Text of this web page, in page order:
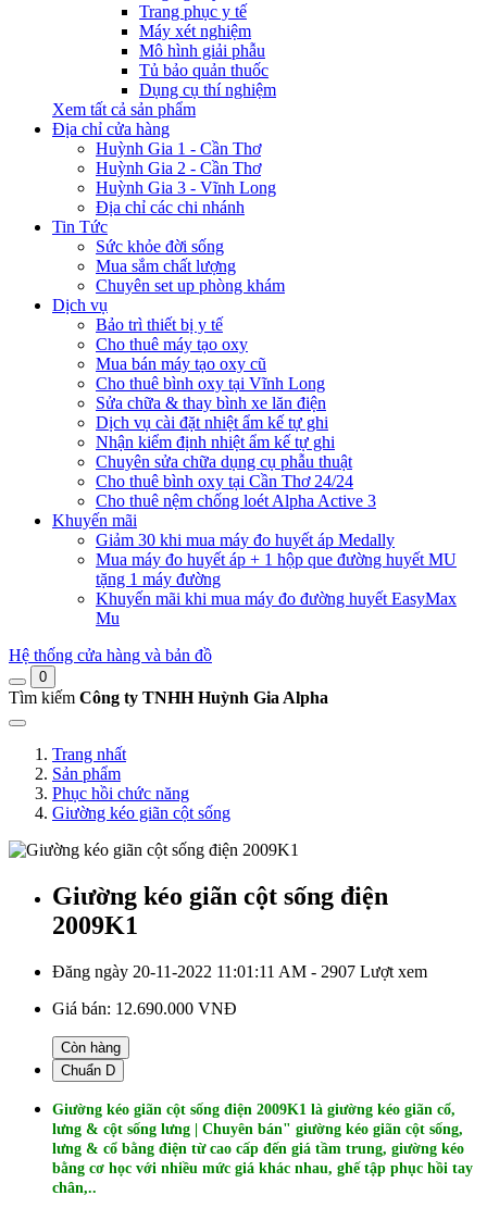
Trang phục y tế
Máy xét nghiệm
Mô hình giải phẫu
Tủ bảo quản thuốc
Dụng cụ thí nghiệm
Xem tất cả sản phẩm
Địa chỉ cửa hàng
Huỳnh Gia 1 - Cần Thơ
Huỳnh Gia 2 - Cần Thơ
Huỳnh Gia 3 - Vĩnh Long
Địa chỉ các chi nhánh
Tin Tức
Sức khỏe đời sống
Mua sắm chất lượng
Chuyên set up phòng khám
Dịch vụ
Bảo trì thiết bị y tế
Cho thuê máy tạo oxy
Mua bán máy tạo oxy cũ
Cho thuê bình oxy tại Vĩnh Long
Sửa chữa & thay bình xe lăn điện
Dịch vụ cài đặt nhiệt ẩm kế tự ghi
Nhận kiểm định nhiệt ẩm kế tự ghi
Chuyên sửa chữa dụng cụ phẫu thuật
Cho thuê bình oxy tại Cần Thơ 24/24
Cho thuê nệm chống loét Alpha Active 3
Khuyến mãi
Giảm 30 khi mua máy đo huyết áp Medally
Mua máy đo huyết áp + 1 hộp que đường huyết MU
tặng 1 máy đường
Khuyến mãi khi mua máy đo đường huyết EasyMax
Mu
Hệ thống cửa hàng và bản đồ
0
Tìm kiếm Công ty TNHH Huỳnh Gia Alpha
Trang nhất
Sản phẩm
Phục hồi chức năng
Giường kéo giãn cột sống
Giường kéo giãn cột sống điện
2009K1
Đăng ngày 20-11-2022 11:01:11 AM - 2907 Lượt xem
Giá bán: 12.690.000 VNĐ
Còn hàng
Chuẩn D
Giường kéo giãn cột sống điện 2009K1 là giường kéo giãn cổ,
lưng & cột sống lưng | Chuyên bán" giường kéo giãn cột sống,
lưng & cổ bằng điện từ cao cấp đến giá tầm trung, giường kéo
bằng cơ học với nhiều mức giá khác nhau, ghế tập phục hồi tay
chân,..